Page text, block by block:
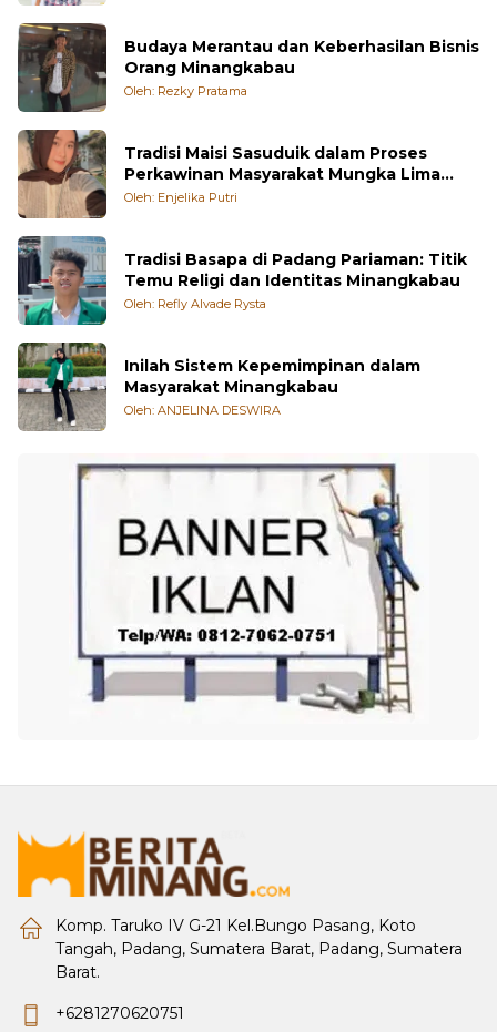
Budaya Merantau dan Keberhasilan Bisnis
Orang Minangkabau
Oleh: Rezky Pratama
Tradisi Maisi Sasuduik dalam Proses
Perkawinan Masyarakat Mungka Lima
Puluh Kota
Oleh: Enjelika Putri
Tradisi Basapa di Padang Pariaman: Titik
Temu Religi dan Identitas Minangkabau
Oleh: Refly Alvade Rysta
Inilah Sistem Kepemimpinan dalam
Masyarakat Minangkabau
Oleh: ANJELINA DESWIRA
Komp. Taruko IV G-21 Kel.Bungo Pasang, Koto
Tangah, Padang, Sumatera Barat, Padang, Sumatera
Barat.
+6281270620751